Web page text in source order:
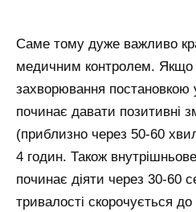
Саме тому дуже важливо
медичним контролем. Якщо
захворювання постановкою
починає давати позитивні
(приблизно через 50-60
4 годин. Також
починає діяти через 30-60
тривалості скорочується до